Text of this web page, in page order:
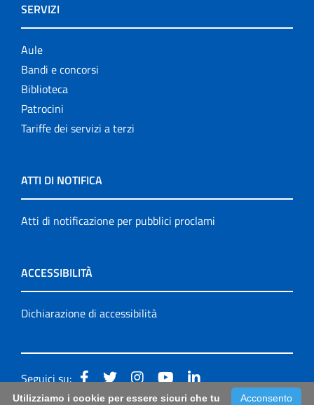
SERVIZI
Aule
Bandi e concorsi
Biblioteca
Patrocini
Tariffe dei servizi a terzi
ATTI DI NOTIFICA
Atti di notificazione per pubblici proclami
ACCESSIBILITÀ
Dichiarazione di accessibilità
Seguici su:
Acconsento
Utilizziamo i cookie per essere sicuri che tu